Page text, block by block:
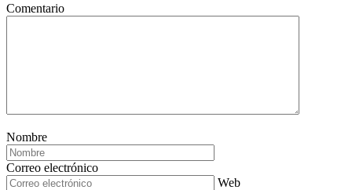
Comentario
Nombre
Correo electrónico
Web